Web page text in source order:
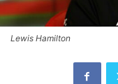
Lewis Hamilton